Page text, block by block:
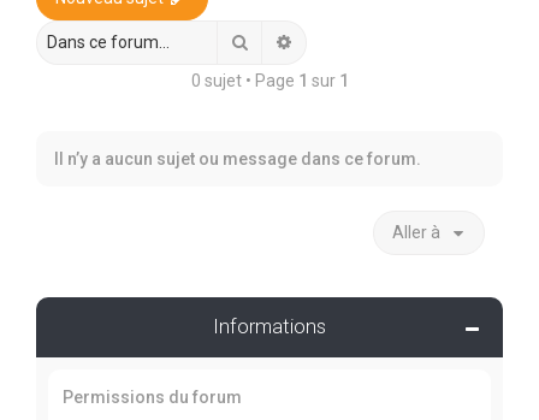
Rechercher
0 sujet • Page 1 sur 1
Il n’y a aucun sujet ou message dans ce forum.
Aller à
Informations
Permissions du forum